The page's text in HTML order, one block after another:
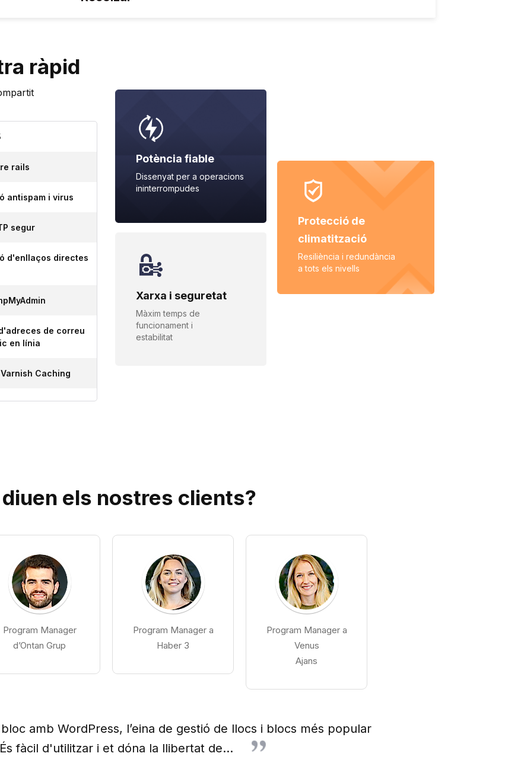
ràpid
rails
antispam i virus
segur
d'enllaços directes
de correu
en línia
Caching
Potència fiable
Dissenyat per a operacions
ininterrompudes
Xarxa i seguretat
Màxim temps de
funcionament i
estabilitat
Protecció de
climatització
Resiliència i redundància
a tots els nivells
els nostres clients?
Program Manager
d’Ontan Grup
Program Manager a
Haber 3
Program Manager a
Venus
Ajans
amb WordPress, l’eina de gestió de llocs i blocs més popular
fàcil d'utilitzar i et dóna la llibertat de...